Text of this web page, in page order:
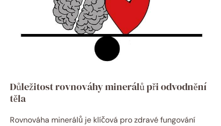
Důležitost rovnováhy minerálů při odvodnění
těla
Rovnováha minerálů je klíčová pro zdravé fungování